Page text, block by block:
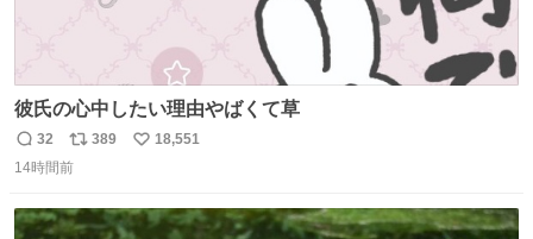
彼氏の心中したい理由やばくて草
返
信
32
リ
ポ
ト
389
い
数
18,551
14時間前